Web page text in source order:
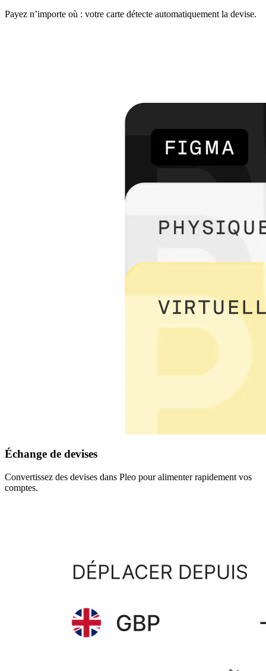
Payez n’importe où : votre carte détecte automatiquement la devise.
Échange de devises
Convertissez des devises dans Pleo pour alimenter rapidement vos
comptes.